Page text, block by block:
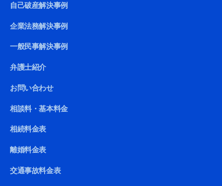
自己破産解決事例
企業法務解決事例
一般民事解決事例
弁護士紹介
お問い合わせ
相談料・基本料金
相続料金表
離婚料金表
交通事故料金表